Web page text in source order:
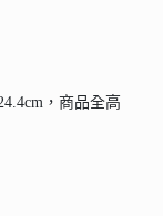
，商品全高